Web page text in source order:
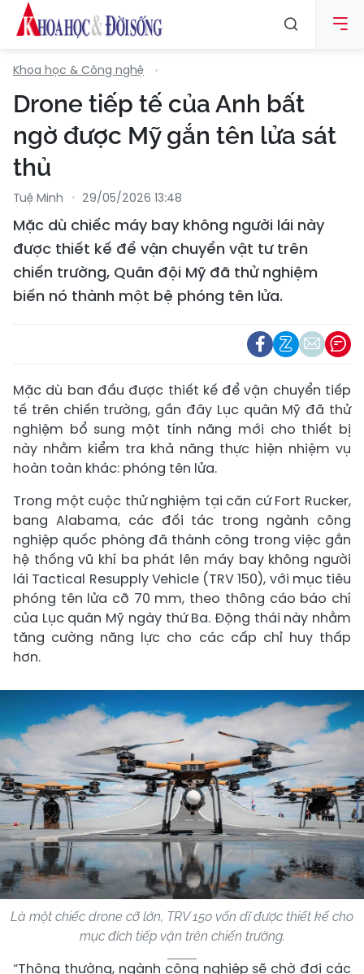
Khoa học & Công nghệ
Drone tiếp tế của Anh bất
ngờ được Mỹ gắn tên lửa sát
thủ
Tuệ Minh 29/05/2026 13:48
Mặc dù chiếc máy bay không người lái này
được thiết kế để vận chuyển vật tư trên
chiến trường, Quân đội Mỹ đã thử nghiệm
biến nó thành một bệ phóng tên lửa.
Mặc dù ban đầu được thiết kế để vận chuyển tiếp
tế trên chiến trường, gần đây Lục quân Mỹ đã thử
nghiệm bổ sung một tính năng mới cho thiết bị
này nhằm kiểm tra khả năng thực hiện nhiệm vụ
hoàn toàn khác: phóng tên lửa.
Trong một cuộc thử nghiệm tại căn cứ Fort Rucker,
bang Alabama, các đối tác trong ngành công
nghiệp quốc phòng đã thành công trong việc gắn
hệ thống vũ khí ba phát lên máy bay không người
lái Tactical Resupply Vehicle (TRV 150), với mục tiêu
phóng tên lửa cỡ 70 mm, theo thông cáo báo chí
của Lục quân Mỹ ngày thứ Ba. Động thái này nhằm
tăng cường năng lực cho các cấp chỉ huy thấp
hơn.
Là một chiếc drone cỡ lớn, TRV 150 vốn dĩ được thiết kế cho
mục đích tiếp vận trên chiến trường.
“Thông thường, ngành công nghiệp sẽ chờ đợi các